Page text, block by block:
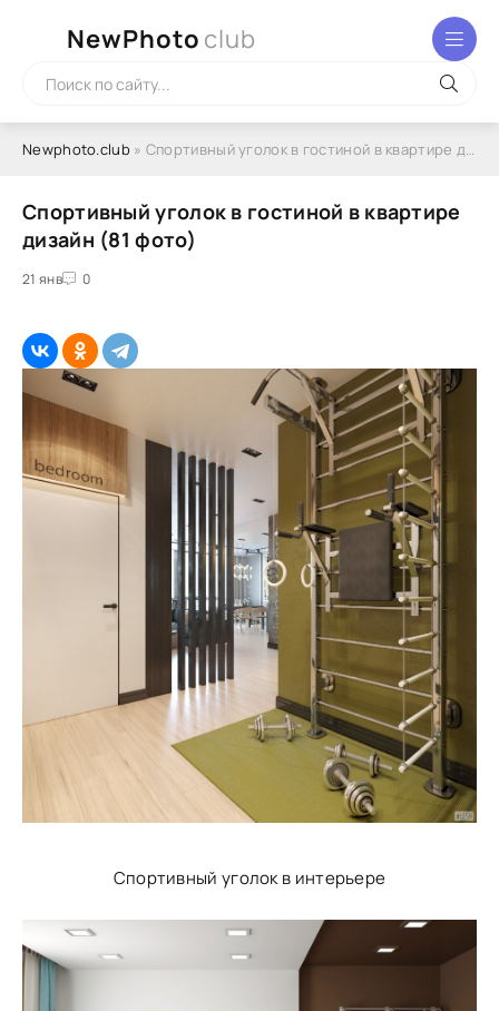
NewPhoto club
Newphoto.club» Спортивный уголок в гостиной в квартире дизайн (81 фото)
Спортивный уголок в гостиной в квартире
дизайн (81 фото)
21 янв 0
Спортивный уголок в интерьере